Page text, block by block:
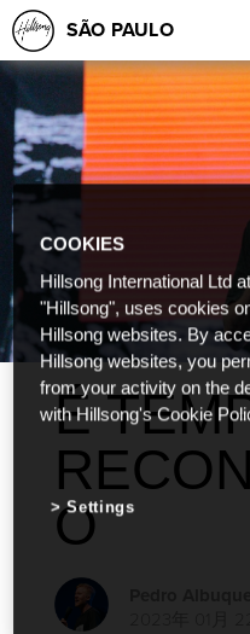
SÃO PAULO
É
O
COOKIES
Hillsong International Ltd
"Hillsong", uses cookies
Hillsong websites. By
Hillsong websites, you
from your activity on the
with Hillsong's Cookie
Settings